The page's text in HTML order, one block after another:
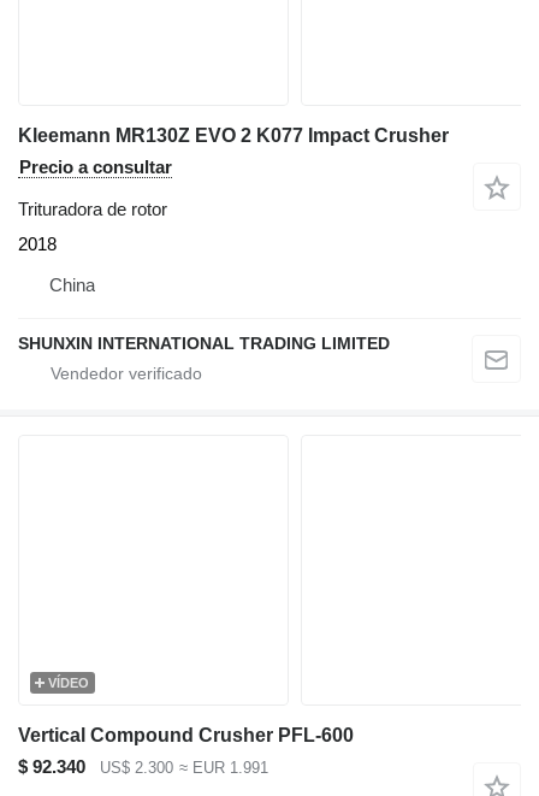
Kleemann MR130Z EVO 2 K077 Impact Crusher
Precio a consultar
Trituradora de rotor
2018
China
SHUNXIN INTERNATIONAL TRADING LIMITED
VÍDEO
Vertical Compound Crusher PFL-600
$ 92.340
US$ 2.300 ≈ EUR 1.991